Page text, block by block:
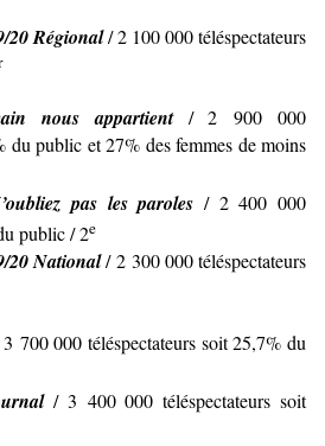
20 Régional/ 2 100 000 téléspectateurs
nous appartient / 2 900 000
du public et 27% des femmes de moins
pas les paroles/ 2 400 000
public / 2e
20 National/ 2 300 000 téléspectateurs
700 000 téléspectateurs soit 25,7% du
/ 3 400 000 téléspectateurs soit